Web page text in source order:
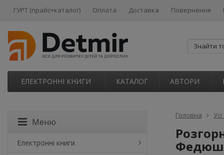
ГУРТ (прайс+каталог) Оплата Доставка Повернення
ЕЛЕКТРОННІ КНИГИ КАТАЛОГ АВТОРИ
Головна
Меню
Електронні книги